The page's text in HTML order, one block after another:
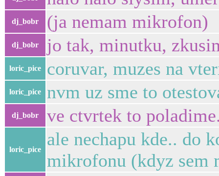
dj_bobr (ja nemam mikrofon)
dj_bobr jo tak, minutku,
loric_pice coruvar, muzes na
loric_pice nvm uz sme to
dj_bobr ve ctvrtek to
loric_pice
ale nechapu kde.. do
mikrofonu (kdyz